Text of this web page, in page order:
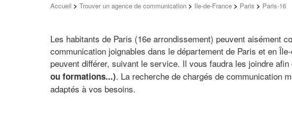
Accueil > Trouver un agence de communication > Ile-de-France > Paris > Paris-16
Les habitants de Paris (16e arrondissement) peuvent aisément
communication joignables dans le département de Paris et en
peuvent différer, suivant le service. Il vous faudra les joindre
ou formations...). La recherche de chargés de communication
adaptés à vos besoins.